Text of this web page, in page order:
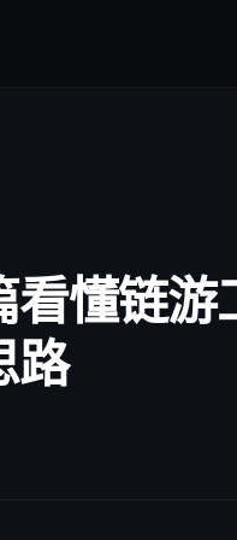
懂链游
路